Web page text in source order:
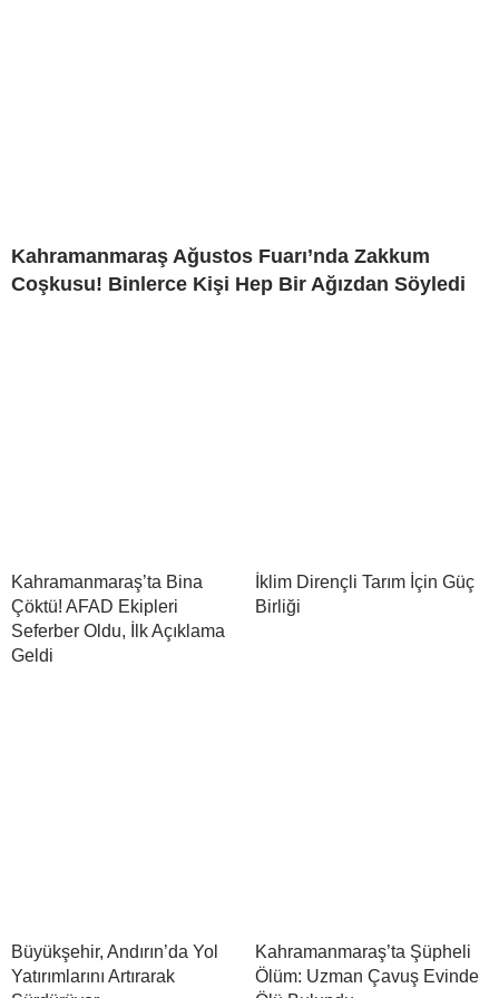
Kahramanmaraş Ağustos Fuarı’nda Zakkum
Coşkusu! Binlerce Kişi Hep Bir Ağızdan Söyledi
Kahramanmaraş’ta Bina
Çöktü! AFAD Ekipleri
Seferber Oldu, İlk Açıklama
Geldi
İklim Dirençli Tarım İçin Güç
Birliği
Büyükşehir, Andırın’da Yol
Yatırımlarını Artırarak
Kahramanmaraş’ta Şüpheli
Ölüm: Uzman Çavuş Evinde